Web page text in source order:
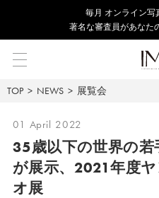
毎⽉ オンライン写
著名な審査員があなた
TOP NEWS 展覧会
01 April 2022
35歳以下の世界の
が展示、2021年度
オ展